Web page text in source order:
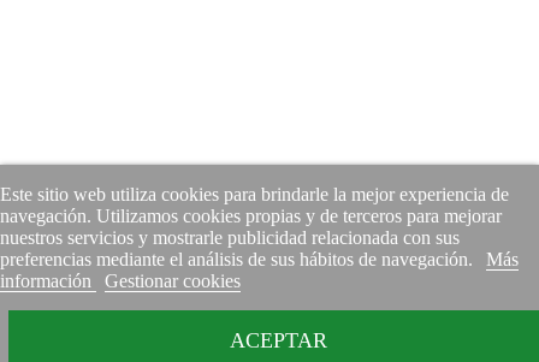
Este sitio web utiliza cookies para brindarle la mejor experiencia de
navegación. Utilizamos cookies propias y de terceros para mejorar
nuestros servicios y mostrarle publicidad relacionada con sus
preferencias mediante el análisis de sus hábitos de navegación.
Más
información
Gestionar cookies
ACEPTAR